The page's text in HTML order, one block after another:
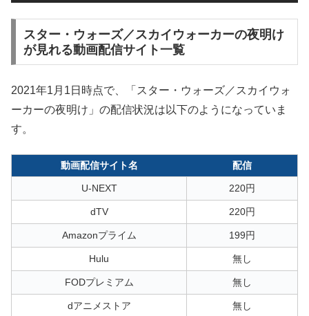
スター・ウォーズ／スカイウォーカーの夜明け
が見れる動画配信サイト一覧
2021年1月1日時点で、「スター・ウォーズ／スカイウォ
ーカーの夜明け」の配信状況は以下のようになっていま
す。
動画配信サイト名 配信
U-NEXT 220円
dTV 220円
Amazonプライム 199円
Hulu 無し
FODプレミアム 無し
dアニメストア 無し